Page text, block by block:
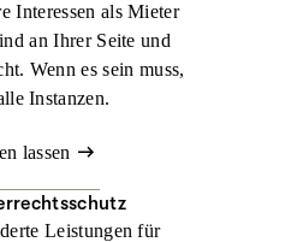
Interessen als Mieter
an Ihrer Seite und
Wenn es sein muss,
Instanzen.
lassen
Leistungen für